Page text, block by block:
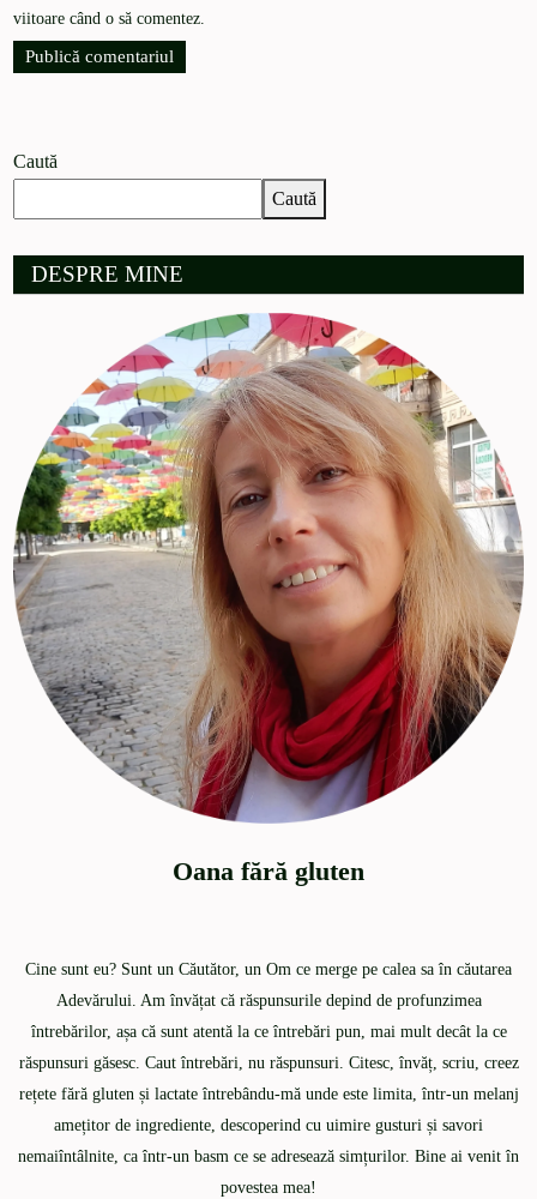
viitoare când o să comentez.
Caută
Caută
DESPRE MINE
Oana fără gluten
Cine sunt eu? Sunt un Căutător, un Om ce merge pe calea sa în căutarea
Adevărului. Am învățat că răspunsurile depind de profunzimea
întrebărilor, așa că sunt atentă la ce întrebări pun, mai mult decât la ce
răspunsuri găsesc. Caut întrebări, nu răspunsuri. Citesc, învăț, scriu, creez
rețete fără gluten și lactate întrebându-mă unde este limita, într-un melanj
amețitor de ingrediente, descoperind cu uimire gusturi și savori
nemaiîntâlnite, ca într-un basm ce se adresează simțurilor. Bine ai venit în
povestea mea!